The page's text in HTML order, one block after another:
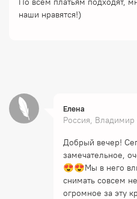
наши нравятся!)
Елена
Россия, Владимир
Добрый вечер!
замечательное,
😍😍Мы в него
снимать совсем
огромное за эту